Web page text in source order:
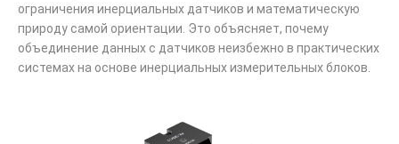
ограничения инерциальных датчиков и математическую
природу самой ориентации. Это объясняет, почему
объединение данных с датчиков неизбежно в практических
системах на основе инерциальных измерительных блоков.